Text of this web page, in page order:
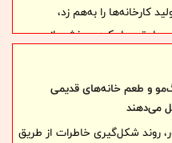
کارخانه‌ها را به‌هم زد،
تحمیل کرد و بخشی از
ساخت. صنایع فولاد، سیمان،
دیگر با مسئله‌ای روبه‌رو شدند
دانست. ناترازی برق به
ایران تبدیل شده است.
و طعم خانه‌های قدیمی
می‌دهند
روند شکل‌گیری خاطرات از طریق